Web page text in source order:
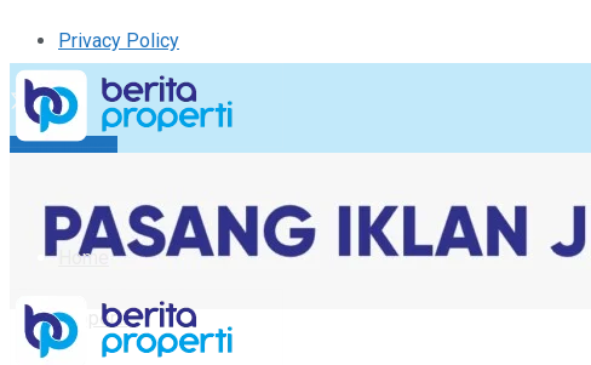
Privacy Policy
Kirim Tulisan
Logout
Home
Properti